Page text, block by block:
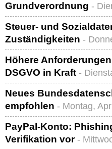
Grundverordnung -
Steuer- und
Zuständigkeiten -
Höhere
DSGVO in Kraft -
Neues
empfohlen - Montag,
PayPal-Konto:
Verifikation vor -